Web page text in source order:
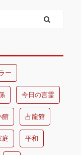
ー
今日の言霊
館 占龍館
庭 平和